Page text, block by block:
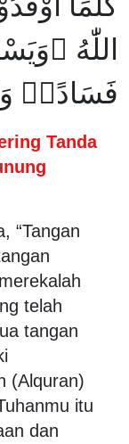
اللّٰهُ
فَسَادًاۗ
Tanda
“Tangan
telah
tangan
(Alquran)
itu
dan